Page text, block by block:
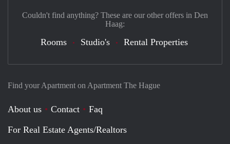
Find your Apartment on Apartment The Hague
About us Contact
Faq
For Real Estate Agents/Realtors
Couldn't find anything? These are our other offers in Den
Haag:
Rooms Studio's Rental Properties